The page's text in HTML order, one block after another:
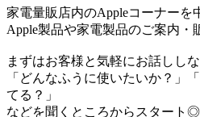
家電量販店内のAppleコーナーを
Apple製品や家電製品のご案内・
まずはお客様と気軽にお話ししな
「どんなふうに使いたいか？」
てる？」
などを聞くところからスタート◎